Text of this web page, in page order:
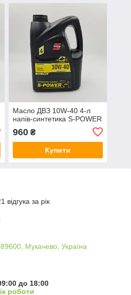
Масло ДВЗ 10W-40 4-л
напів-синтетика S-POWER
960₴
Купити
відгука за рік
Мукачево, Україна
до 18:00
роботи